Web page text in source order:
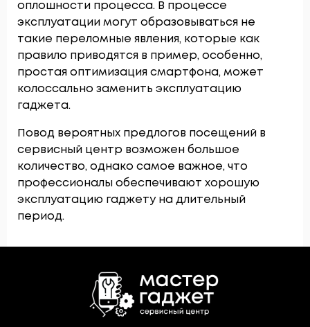
оплошности процесса. В процессе
эксплуатации могут образовываться не
такие переломные явления, которые как
правило приводятся в пример, особенно,
простая оптимизация смартфона, может
колоссально заменить эксплуатацию
гаджета.
Повод вероятных предлогов посещений в
сервисный центр возможен большое
количество, однако самое важное, что
профессионалы обеспечивают хорошую
эксплуатацию гаджету на длительный
период.